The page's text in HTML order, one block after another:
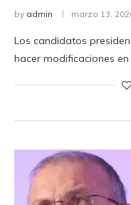
by admin marzo 13,
Los candidatos
hacer modificaciones en